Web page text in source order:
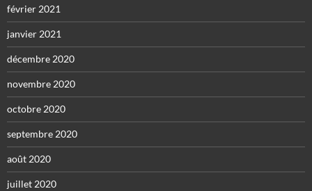
février 2021
janvier 2021
décembre 2020
novembre 2020
octobre 2020
septembre 2020
août 2020
juillet 2020